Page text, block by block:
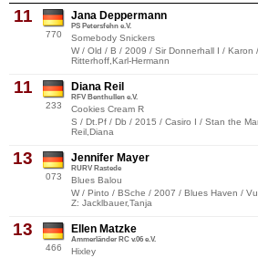
11
770
Jana Deppermann
PS Petersfehn e.V.
Somebody Snickers
W / Old / B / 2009 / Sir Donnerhall I / Karon
Ritterhoff,Karl-Hermann
11
233
Diana Reil
RFV Benthullen e.V.
Cookies Cream R
S / Dt.Pf / Db / 2015 / Casiro I / Stan the
Reil,Diana
13
073
Jennifer Mayer
RURV Rastede
Blues Balou
W / Pinto / BSche / 2007 / Blues Haven /
Z: Jacklbauer,Tanja
13
466
Ellen Matzke
Ammerländer RC v.06 e.V.
Hixley